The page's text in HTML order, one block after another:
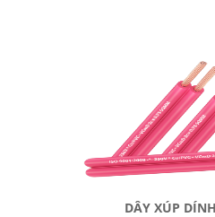
DÂY XÚP